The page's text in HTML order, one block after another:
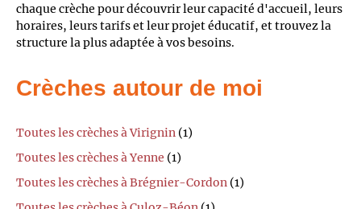
chaque crèche pour découvrir leur capacité d'accueil, leurs
horaires, leurs tarifs et leur projet éducatif, et trouvez la
structure la plus adaptée à vos besoins.
Crèches autour de moi
Toutes les crèches à Virignin (1)
Toutes les crèches à Yenne (1)
Toutes les crèches à Brégnier-Cordon (1)